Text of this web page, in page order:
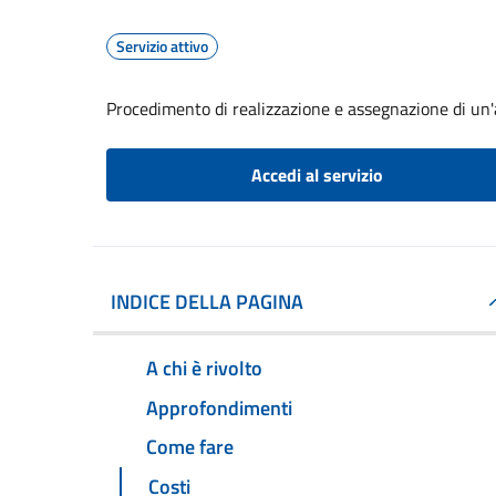
Servizio attivo
Procedimento di realizzazione e assegnazione di
Accedi al servizio
INDICE DELLA PAGINA
A chi è rivolto
Approfondimenti
Come fare
Costi